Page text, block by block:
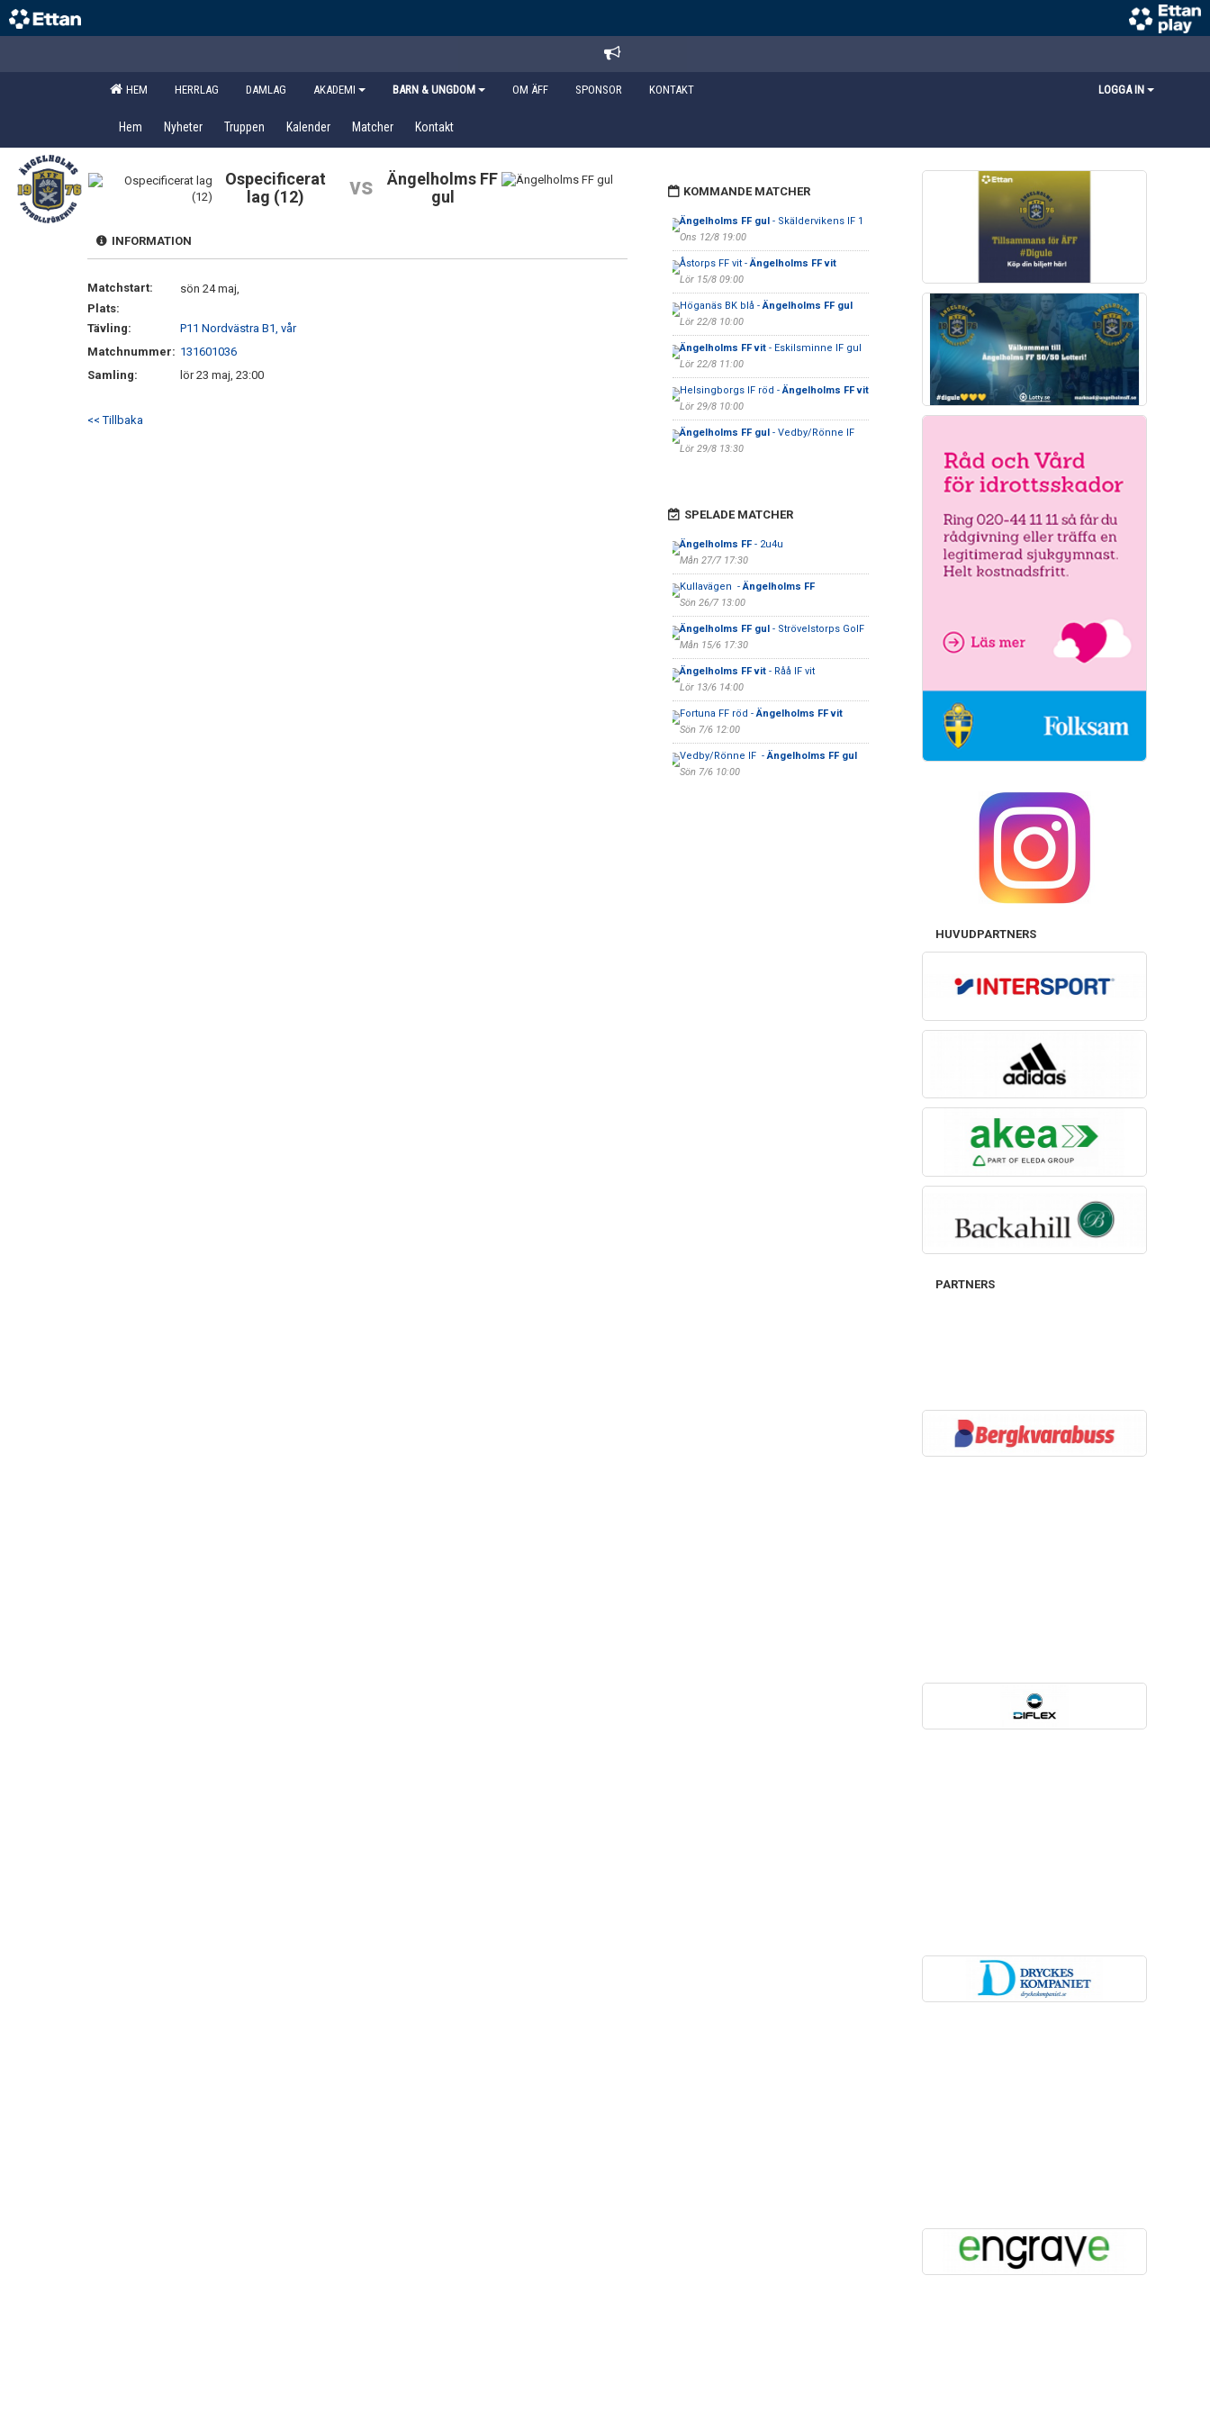
HEM HERRLAG DAMLAG AKADEMI BARN & UNGDOM OM ÄFF SPONSOR KONTAKT LOGGA IN
Hem Nyheter Truppen Kalender Matcher Kontakt
Ospecificerat
lag (12)
vs
Ängelholms FF
gul
INFORMATION
Matchstart:
sön 24 maj,
Plats:
Tävling:
P11 Nordvästra B1, vår
Matchnummer: 131601036
Samling:
lör 23 maj, 23:00
<< Tillbaka
KOMMANDE MATCHER
Ängelholms FF gul- Skäldervikens IF 1
Ons 12/8 19:00
Åstorps FF vit -Ängelholms FF vit
Lör 15/8 09:00
Höganäs BK blå -Ängelholms FF gul
Lör 22/8 10:00
Ängelholms FF vit- Eskilsminne IF gul
Lör 22/8 11:00
Helsingborgs IF röd -Ängelholms FF vit
Lör 29/8 10:00
Ängelholms FF gul- Vedby/Rönne IF
Lör 29/8 13:30
SPELADE MATCHER
Ängelholms FF- 2u4u
Mån 27/7 17:30
Kullavägen -Ängelholms FF
Sön 26/7 13:00
Ängelholms FF gul- Strövelstorps GoIF
Mån 15/6 17:30
Ängelholms FF vit- Råå IF vit
Lör 13/6 14:00
Fortuna FF röd -Ängelholms FF vit
Sön 7/6 12:00
Vedby/Rönne IF -Ängelholms FF gul
Sön 7/6 10:00
HUVUDPARTNERS
PARTNERS